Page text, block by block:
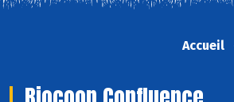
Accueil